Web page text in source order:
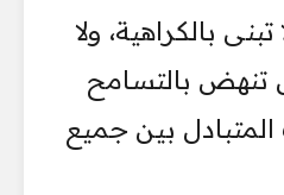
بالكراهية، ولا
تنهض بالتسامح
المتبادل بين جميع